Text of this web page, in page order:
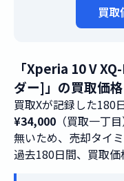
買
「Xperia 10 V
ダー]」の買取価
買取Xが記録した180
¥34,000 （買取一丁
無いため、売却タイ
過去180日間、買取価